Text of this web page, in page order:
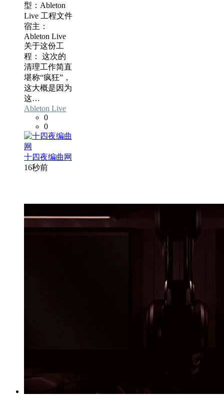
型：Ableton
Live 工程文件
宿主：
Ableton Live
关于这份工
程： 这次的
清理工作简直
堪称“疯狂”，
这大概是因为
这…
Ableton Live
0
0
十四夜编曲网
16秒前